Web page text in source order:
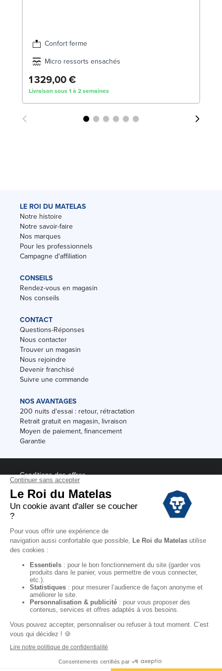
Confort ferme
Micro ressorts ensachés
1 329,00 €
Livraison sous 1 à 2 semaines
LE ROI DU MATELAS
Notre histoire
Notre savoir-faire
Nos marques
Pour les professionnels
Campagne d'affiliation
CONSEILS
Rendez-vous en magasin
Nos conseils
CONTACT
Questions-Réponses
Nous contacter
Trouver un magasin
Nous rejoindre
Devenir franchisé
Suivre une commande
NOS AVANTAGES
200 nuits d'essai : retour, rétractation
Retrait gratuit en magasin, livraison
Moyen de paiement, financement
Garantie
Conditions des offres
Black Friday
Destockage
Soldes
Conditions Générales de vente magasin
Conditions Générales de vente internet
Mentions Légales
Données personnelles
Codes promo Le Roi du Matelas
Copyright © 2022. All rights reserved.